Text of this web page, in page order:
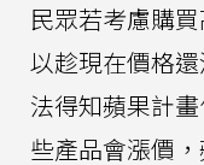
民眾若考慮購
以趁現在價格
法得知蘋果計
些產品會漲價